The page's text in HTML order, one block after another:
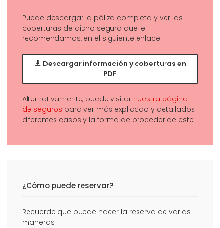
Puede descargar la póliza completa y ver las
coberturas de dicho seguro que le
recomendamos, en el siguiente enlace:
Descargar información y coberturas en
PDF
Alternativamente, puede visitar nuestra página
de seguros para ver más explicado y detallados
diferentes casos y la forma de proceder de este.
¿Cómo puede reservar?
Recuerde que puede hacer la reserva de varias
maneras: